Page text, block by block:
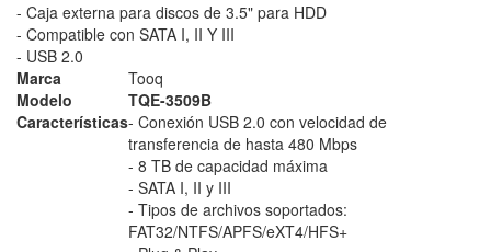
- Caja externa para discos de 3.5" para HDD
- Compatible con SATA I, II Y III
- USB 2.0
Marca
Tooq
Modelo
TQE-3509B
Características- Conexión USB 2.0 con velocidad de
transferencia de hasta 480 Mbps
- 8 TB de capacidad máxima
- SATA I, II y III
- Tipos de archivos soportados:
FAT32/NTFS/APFS/eXT4/HFS+